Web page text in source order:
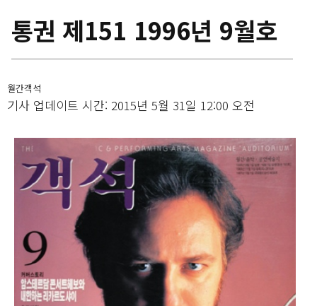
통권 제151 1996년 9월호
월간객석
기사 업데이트 시간: 2015년 5월 31일 12:00 오전